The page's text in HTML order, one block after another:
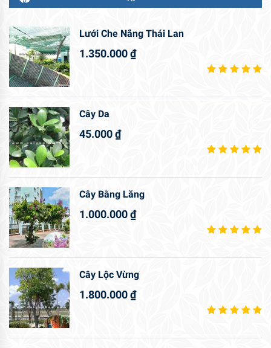
Lưới Che Nắng Thái Lan
1.350.000₫
Cây Da
45.000₫
Cây Bằng Lăng
1.000.000₫
Cây Lộc Vừng
1.800.000₫